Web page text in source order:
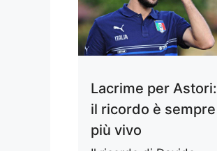
Lacrime per Astori:
il ricordo è sempre
più vivo